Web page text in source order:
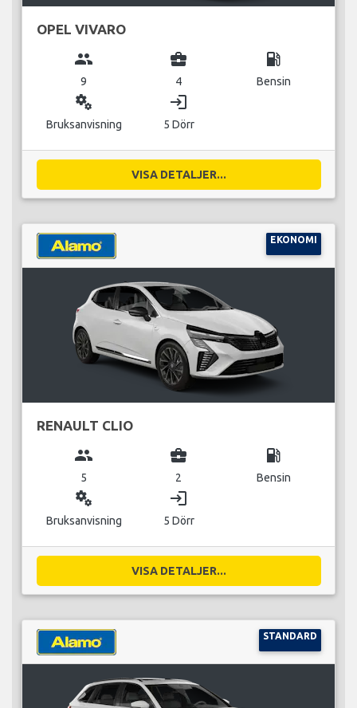
OPEL VIVARO
group
9
business_center
4
local_gas_station
Bensin
miscellaneous_services
Bruksanvisning
login
5 Dörr
VISA DETALJER...
EKONOMI
RENAULT CLIO
group
5
business_center
2
local_gas_station
Bensin
miscellaneous_services
Bruksanvisning
login
5 Dörr
VISA DETALJER...
STANDARD